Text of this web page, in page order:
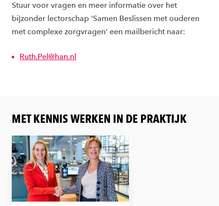
Stuur voor vragen en meer informatie over het
bijzonder lectorschap 'Samen Beslissen met ouderen
met complexe zorgvragen' een mailbericht naar:
Ruth.Pel@han.nl
MET KENNIS WERKEN IN DE PRAKTIJK